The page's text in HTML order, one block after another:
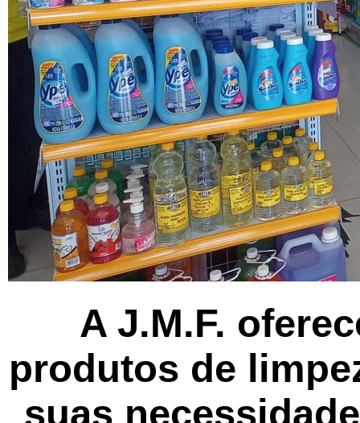
A J.M.F.
produtos de
suas